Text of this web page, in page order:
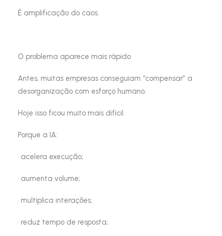
É amplificação do caos.
O problema aparece mais rápido
Antes, muitas empresas conseguiam “compensar” a
desorganização com esforço humano.
Hoje isso ficou muito mais difícil.
Porque a IA:
· acelera execução;
· aumenta volume;
· multiplica interações;
· reduz tempo de resposta;